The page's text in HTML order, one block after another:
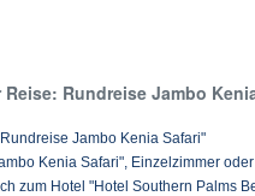
Rundreise Jambo
Jambo Kenia Safari"
Kenia Safari", Einzelzimmer oder
zum Hotel "Hotel Southern Palms